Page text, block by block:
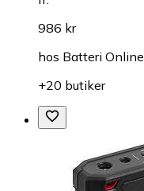
986 kr
hos Batteri Online
+20 butiker